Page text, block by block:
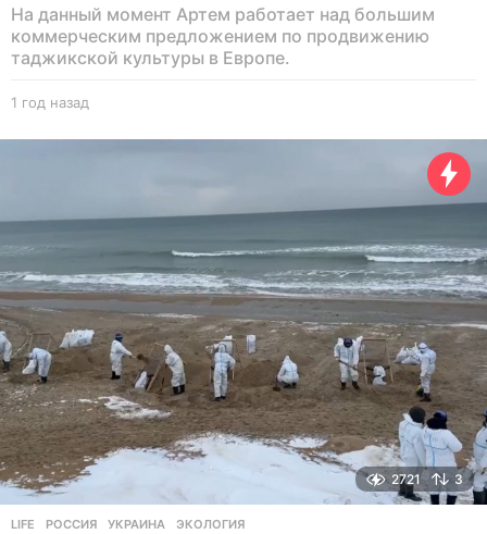
На данный момент Артем работает над большим
коммерческим предложением по продвижению
таджикской культуры в Европе.
1 год назад
о
2721 3
LIFE РОССИЯ ,УКРАИНА ,ЭКОЛОГИЯ